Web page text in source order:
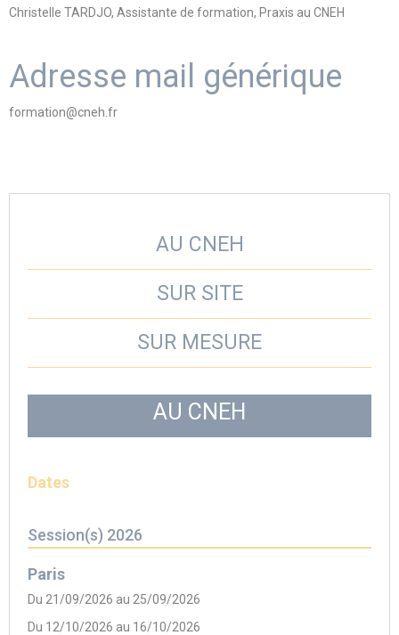
Christelle TARDJO, Assistante de formation, Praxis au CNEH
Adresse mail générique
formation@cneh.fr
AU CNEH
SUR SITE
SUR MESURE
AU CNEH
Dates
Session(s) 2026
Paris
Du 21/09/2026 au 25/09/2026
Du 12/10/2026 au 16/10/2026